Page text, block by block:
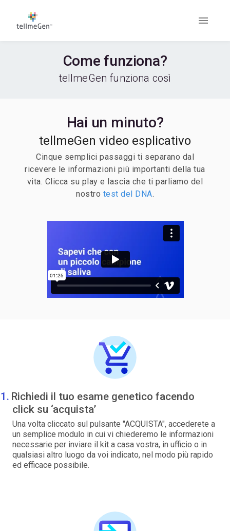
Come funziona?
tellmeGen funziona così
Hai un minuto?
tellmeGen video esplicativo
Cinque semplici passaggi ti separano dal
ricevere le informazioni più importanti della tua
vita. Clicca su play e lascia che ti parliamo del
nostro test del DNA.
Richiedi il tuo esame genetico facendo
click su ‘acquista’
Una volta cliccato sul pulsante "ACQUISTA", accederete a
un semplice modulo in cui vi chiederemo le informazioni
necessarie per inviare il kit a casa vostra, in ufficio o in
qualsiasi altro luogo da voi indicato, nel modo più rapido
ed efficace possibile.